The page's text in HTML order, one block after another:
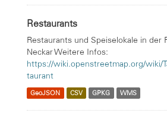
Restaurants
Restaurants und Speiselokale in der
Neckar Weitere Infos:
https://wiki.openstreetmap.org/wiki/
taurant
GeoJSON CSV GPKG WMS